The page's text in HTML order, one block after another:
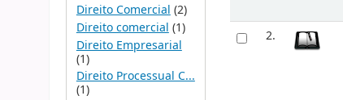
Direito Comercial (2)
Direito comercial (1)
Direito Empresarial
(1)
Direito Processual C...
(1)
2.